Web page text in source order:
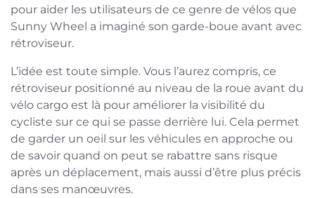
pour aider les utilisateurs de ce genre de vélos que
Sunny Wheel a imaginé son garde-boue avant avec
rétroviseur.
L’idée est toute simple. Vous l’aurez compris, ce
rétroviseur positionné au niveau de la roue avant du
vélo cargo est là pour améliorer la visibilité du
cycliste sur ce qui se passe derrière lui. Cela permet
de garder un oeil sur les véhicules en approche ou
de savoir quand on peut se rabattre sans risque
après un déplacement, mais aussi d’être plus précis
dans ses manœuvres.